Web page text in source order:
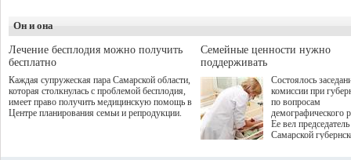
определенными
К ним можно
возникающие при
данными
более динамичного
проникновения
сегмент
отраслевое
Он и она
Лечение бесплодия можно получить
бесплатно
Каждая супружеская пара Самарской области,
которая столкнулась с проблемой бесплодия,
имеет право получить медицинскую помощь в
Центре планирования семьи и репродукции.
Семейные ценности нужно
поддерживать
Состоялось
комиссии при
по вопросам
демографического
Ее вел председатель
Самарской